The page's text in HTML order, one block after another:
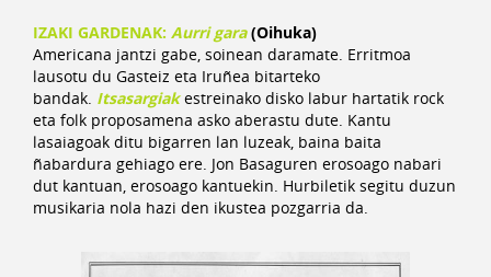
IZAKI GARDENAK: Aurri gara(Oihuka)
Americana jantzi gabe, soinean daramate. Erritmoa
lausotu du Gasteiz eta Iruñea bitarteko
bandak. Itsasargiakestreinako disko labur hartatik rock
eta folk proposamena asko aberastu dute. Kantu
lasaiagoak ditu bigarren lan luzeak, baina baita
ñabardura gehiago ere. Jon Basaguren erosoago nabari
dut kantuan, erosoago kantuekin. Hurbiletik segitu duzun
musikaria nola hazi den ikustea pozgarria da.